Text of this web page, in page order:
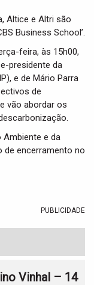
Altice e Altri são
Business School’.
feira, às 15h00,
presidente da
e de Mário Parra
de
vão abordar os
Ambiente e da
de encerramento no
PUBLICIDADE
Vinhal – 14